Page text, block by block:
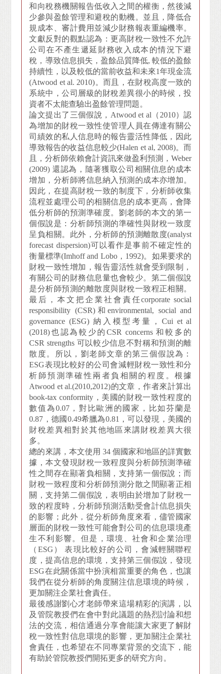
和向稅務機關報告低收入之間的權衡，然後減
少參與盈餘管理和避稅的動機。並且，降低合
規成本、審計費用並減少財務報表重編機率。
文獻反對的觀點認為：更高財稅一致性不允許
公司在不產生遞延財務收入成本的情況下避
稅，導致信息損失，盈餘品質降低, 較低的盈餘
持續性，以及較低的當前收益和未來1年現金流
(Atwood et al. 2010)。而且，在財稅高度一致的
系統中，公司層級的財稅差異很小的時候，投
資者不太能查驗出盈餘管理問題。
論文提出了三個假說，Atwood et al（2010）認
為增加的財稅一致性使管理人員在傳達有關公
司績效的私人信息時的報告靈活性降低，因此
導致報告的收益信息較少(Halen et al, 2008)。而
且，分析師依賴會計資訊來做盈利預測，Weber
(2009) 還認為，隨著獲取公司相關信息的成本
增加，分析師將信息納入預測的成本亦增加。
因此，在提高財稅一致的制度下，分析師收集
流程並處理公司的相關信息的成本更高，會降
低分析師的預測準確度。劉老師的本文的第一
個假說是：分析師預測的準確性與財稅一致度
呈負相關。此外，分析師的預測離散度(analyst
forecast dispersion)可以看作是事前不確定性的
衡量標準(Imhoff and Lobo，1992)。如果要求的
財稅一致性增加，報告靈活性就會受到限制，
有關公司的財務信息量也會較少。第二個假說
是分析師預測的離散度與財稅一致程正相關。
最后，本文把企業社會責任corporate social
responsibility (CSR)和environmental, social and
governance (ESG) 納入模型考量，Cui et al
(2018)也認為較少的CSR concerns 和較多的
CSR strengths 可以較少信息不對稱和預測的離
散度。所以，劉老師文章的第三個假說為：
ESG表現比較好的公司會減輕財稅一致性和分
析師預測準確性兩者負相關的程度。根據
Atwood et al.(2010,2012)的文章，作者來計算出
book-tax conformity，美國的財稅一致性程度的
數值為0.07，對比歐洲的國家，比如芬蘭是
0.87，德國0.49希臘為0.81，可以發現，美國的
財稅差異相對於其他地區來講財稅差異大很
多。
總的來講，本文使用 34 個國家和地區的詳實數
據，本文發現財稅一致程度與分析師預測準確
性之間存在顯著負相關，支持第一個假說；而
財稅一致程度和分析師預測分散之間顯著正相
關，支持第二個假說，表明由於增加了財稅一
致的程度時，分析師預測活動受會計信息損失
的影響；此外，從分析師角度來看，儘管國家
層面的財稅一致性可能會對公司的信息環境產
生不利影響。但是，環境、社會和企業治理
（ESG） 表現比較好的公司，會減輕關聯程
度，提高信息的環境，支持第三個假說，發現
ESG在此關係當中扮演相當重要的角色，也讓
我們在從分析師的角度關注信息環境的時候，
更加關注企業社會責任。
最後感謝劉心才老師帶來這場精彩的演講，以
及管院教授們在會中對此議題的熱烈討論和想
法的交流，相信通過分享會能讓大家更了解財
稅一致性對信息環境的影響，更加關注企業社
會責任，也希望在不同專業背景的交流下，能
有助於管院教授們開拓更多的研究方向。